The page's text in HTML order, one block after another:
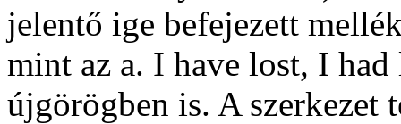
jelentő ige befejezett
mint az a. I have lost, I had
újgörögben is. A